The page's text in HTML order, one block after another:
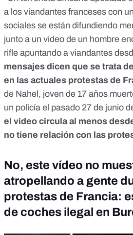
a los viandantes franceses con
sociales se están difundiendo
junto a un vídeo de un hombre
rifle apuntando a viandantes
mensajes dicen que se trata
en las actuales protestas de
de Nahel , joven de 17 años
un policía el pasado 27 de junio
el video circula al menos
no tiene relación con las
No, este vídeo no
atropellando a gente
protestas de Francia:
de coches ilegal en